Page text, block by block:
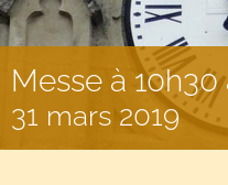
Messe à
31 mars 2019